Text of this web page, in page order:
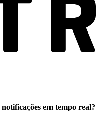
notificações em tempo real?